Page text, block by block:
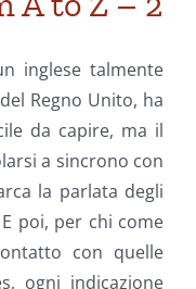
inglese talmente
Regno Unito, ha
da capire, ma il
a sincrono con
la parlata degli
poi, per chi come
con quelle
ogni indicazione